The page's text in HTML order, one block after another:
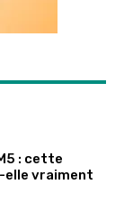
: cette
vraiment